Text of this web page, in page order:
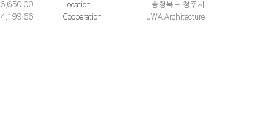
6,650.00
4,199.66
Location :
충청북도 청주시
Cooperation :
JWA Architecture